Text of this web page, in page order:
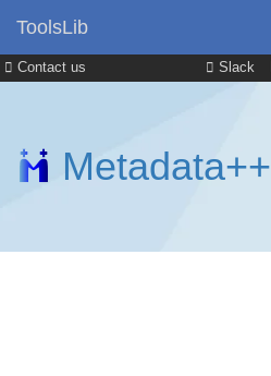
Contact us Slack
ToolsLib
Metadata++